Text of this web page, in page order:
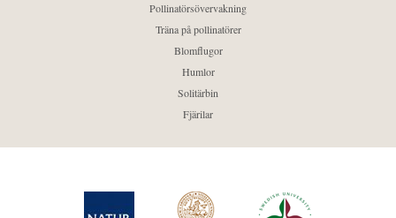
Pollinatörsövervakning
Träna på pollinatörer
Blomflugor
Humlor
Solitärbin
Fjärilar